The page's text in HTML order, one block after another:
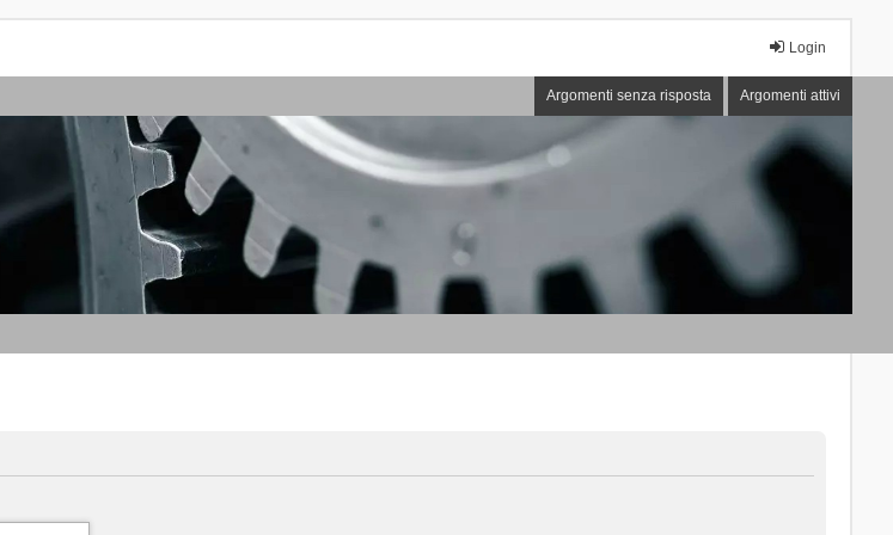
Login
Argomenti senza risposta Argomenti attivi